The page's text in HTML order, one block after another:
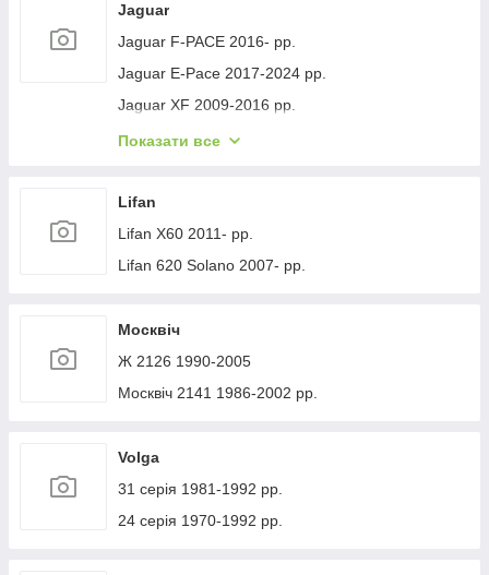
Jaguar
Jaguar F-PACE 2016- рр.
Jaguar E-Pace 2017-2024 рр.
Jaguar XF 2009-2016 рр.
Jaguar XF 2016- рр.
Jaguar XJ 2010-хв.
Показати все
Lifan
Lifan X60 2011- рр.
Lifan 620 Solano 2007- рр.
Москвіч
Ж 2126 1990-2005
Москвіч 2141 1986-2002 рр.
Volga
31 серія 1981-1992 рр.
24 серія 1970-1992 рр.